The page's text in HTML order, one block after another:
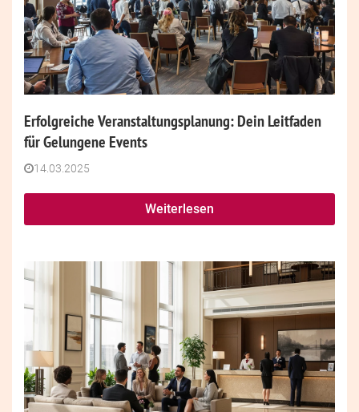
Erfolgreiche Veranstaltungsplanung: Dein Leitfaden
für Gelungene Events
14.03.2025
Weiterlesen